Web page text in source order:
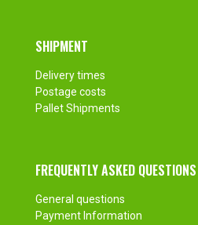
SHIPMENT
Delivery times
Postage costs
Pallet Shipments
FREQUENTLY ASKED QUESTIONS
General questions
Payment Information